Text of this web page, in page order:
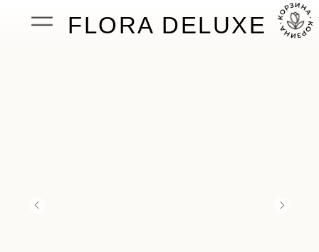
FLORA DELUXE